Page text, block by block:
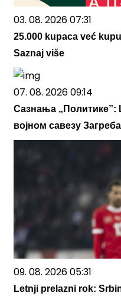
03. 08. 2026 07:31
25.000 kupaca već
Saznaj više
07. 08. 2026 09:14
Сазнања „Политике”:
војном савезу
09. 08. 2026 05:31
Letnji prelazni rok: